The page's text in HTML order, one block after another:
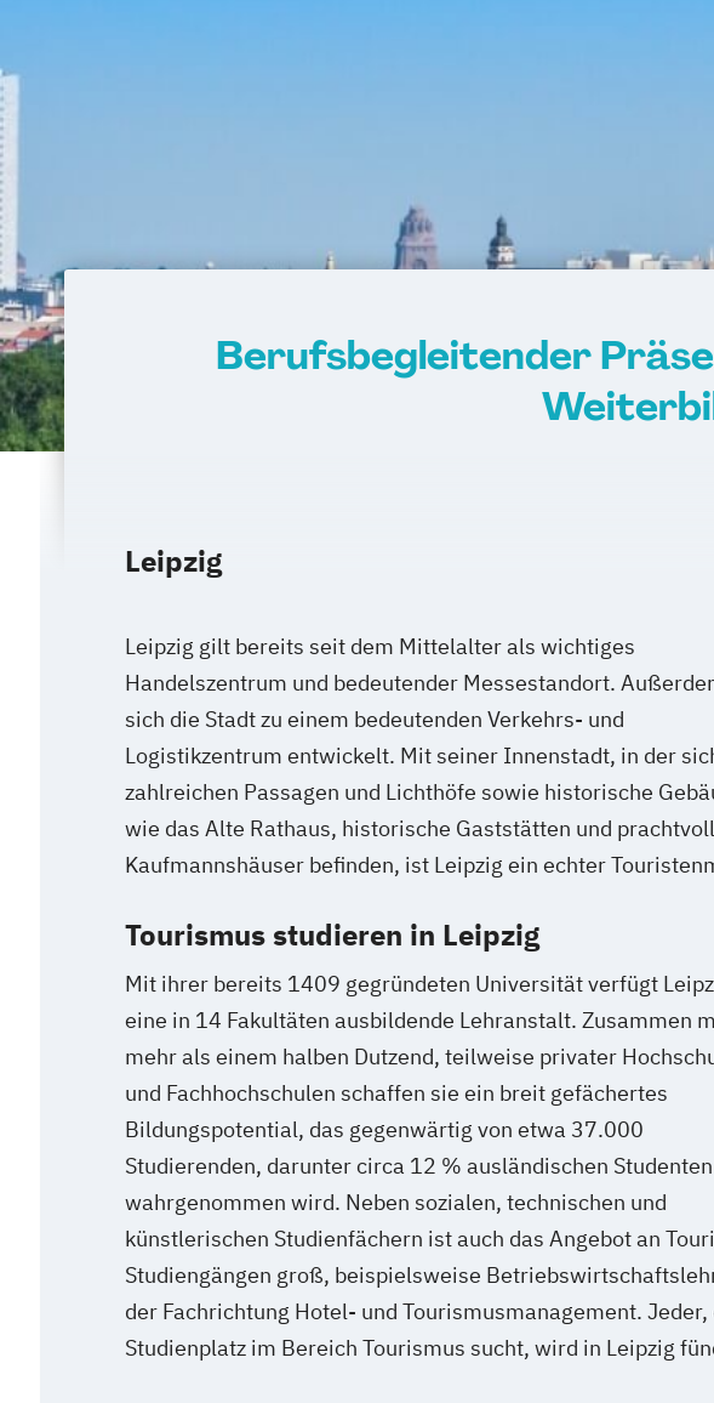
Berufsbegleitender
Leipzig
Leipzig gilt bereits seit dem Mittelalter als wichtiges
Handelszentrum und bedeutender Messestandort.
sich die Stadt zu einem bedeutenden Verkehrs- und
Logistikzentrum entwickelt. Mit seiner Innenstadt, in der
zahlreichen Passagen und Lichthöfe sowie historische
wie das Alte Rathaus, historische Gaststätten und
Kaufmannshäuser befinden, ist Leipzig ein echter
Tourismus studieren in Leipzig
Mit ihrer bereits 1409 gegründeten Universität verfügt
eine in 14 Fakultäten ausbildende Lehranstalt. Zusammen
mehr als einem halben Dutzend, teilweise privater
und Fachhochschulen schaffen sie ein breit gefächertes
Bildungspotential, das gegenwärtig von etwa 37.000
Studierenden, darunter circa 12 % ausländischen Studenten
wahrgenommen wird. Neben sozialen, technischen und
künstlerischen Studienfächern ist auch das Angebot an
Studiengängen groß, beispielsweise
der Fachrichtung Hotel- und Tourismusmanagement. Jeder,
Studienplatz im Bereich Tourismus sucht, wird in Leipzig